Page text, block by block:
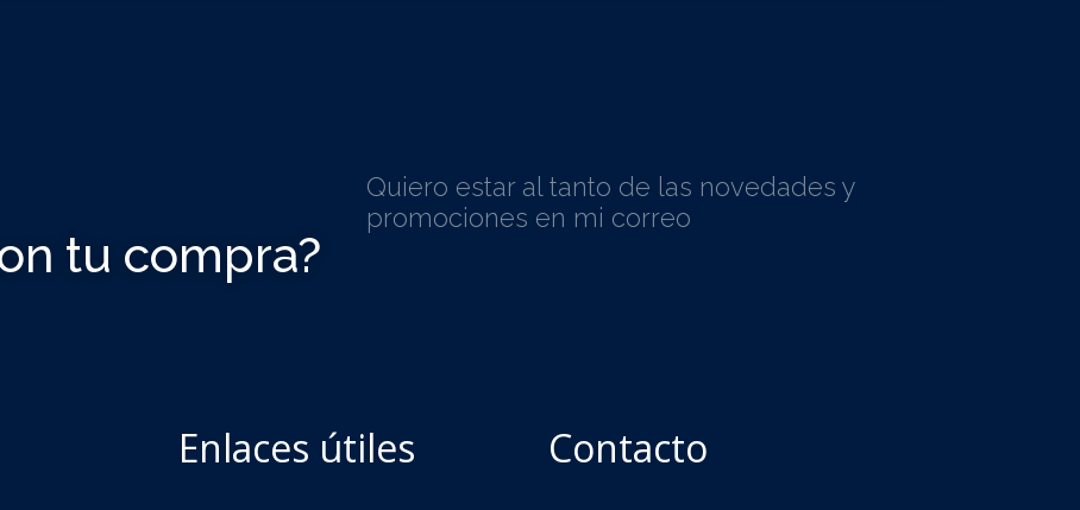
tu compra?
Quiero estar al tanto de las novedades y
promociones en mi correo
Enlaces útiles Contacto